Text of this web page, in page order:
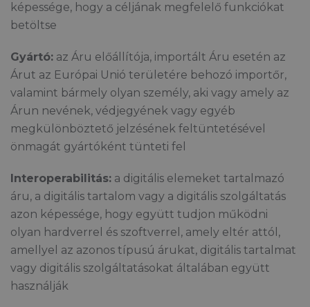
képessége, hogy a céljának megfelelő funkciókat
betöltse
Gyártó: az Áru előállítója, importált Áru esetén az
Árut az Európai Unió területére behozó importőr,
valamint bármely olyan személy, aki vagy amely az
Árun nevének, védjegyének vagy egyéb
megkülönböztető jelzésének feltüntetésével
önmagát gyártóként tünteti fel
Interoperabilitás: a digitális elemeket tartalmazó
áru, a digitális tartalom vagy a digitális szolgáltatás
azon képessége, hogy együtt tudjon működni
olyan hardverrel és szoftverrel, amely eltér attól,
amellyel az azonos típusú árukat, digitális tartalmat
vagy digitális szolgáltatásokat általában együtt
használják